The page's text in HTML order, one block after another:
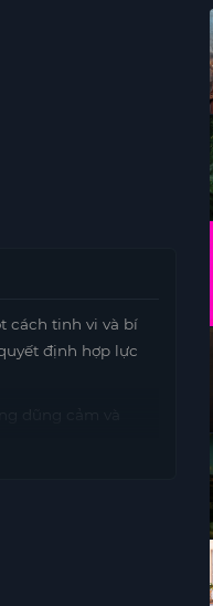
cách tinh vi và bí
định hợp lực
tệ hơn. Vì vậy, họ